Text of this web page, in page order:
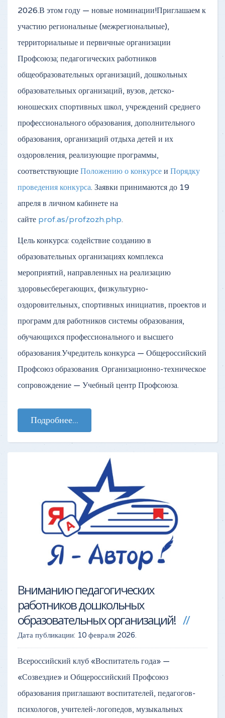
2026.В этом году — новые номинации!Приглашаем к
участию региональные (межрегиональные),
территориальные и первичные организации
Профсоюза; педагогических работников
общеобразовательных организаций, дошкольных
образовательных организаций, вузов, детско-
юношеских спортивных школ, учреждений среднего
профессионального образования, дополнительного
образования, организаций отдыха детей и их
оздоровления, реализующие программы,
соответствующие Положению о конкурсе и Порядку
проведения конкурса. Заявки принимаются до 19
апреля в личном кабинете на
сайте prof.as/profzozh.php.
Цель конкурса: содействие созданию в
образовательных организациях комплекса
мероприятий, направленных на реализацию
здоровьесберегающих, физкультурно-
оздоровительных, спортивных инициатив, проектов и
программ для работников системы образования,
обучающихся профессионального и высшего
образования.Учредитель конкурса — Общероссийский
Профсоюз образования. Организационно-техническое
сопровождение — Учебный центр Профсоюза.
Подробнее...
Вниманию педагогических
работников дошкольных
образовательных организаций!
Дата публикации: 10 февраля 2026.
Всероссийский клуб «Воспитатель года» —
«Созвездие» и Общероссийский Профсоюз
образования приглашают воспитателей, педагогов-
психологов, учителей-логопедов, музыкальных